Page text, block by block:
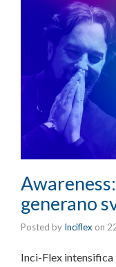
generano
Posted by Inciflex on
Inci-Flex intensifica